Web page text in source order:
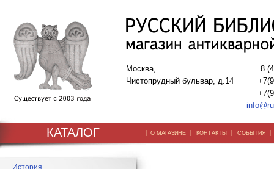
Москва,
Чистопрудный бульвар, д.14
8
КАТАЛОГ | О МАГАЗИНЕ | КОНТАКТЫ | СОБЫТИЯ
История